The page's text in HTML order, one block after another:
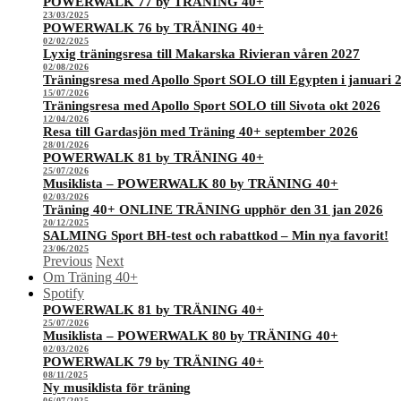
23/03/2025
POWERWALK 76 by TRÄNING 40+
02/02/2025
Lyxig träningsresa till Makarska Rivieran våren 2027
02/08/2026
Träningsresa med Apollo Sport SOLO till Egypten i januari
15/07/2026
Träningsresa med Apollo Sport SOLO till Sivota okt 2026
12/04/2026
Resa till Gardasjön med Träning 40+ september 2026
28/01/2026
POWERWALK 81 by TRÄNING 40+
25/07/2026
Musiklista – POWERWALK 80 by TRÄNING 40+
02/03/2026
Träning 40+ ONLINE TRÄNING upphör den 31 jan 2026
20/12/2025
SALMING Sport BH-test och rabattkod – Min nya favorit!
23/06/2025
Previous Next
Om Träning 40+
Spotify
POWERWALK 81 by TRÄNING 40+
25/07/2026
Musiklista – POWERWALK 80 by TRÄNING 40+
02/03/2026
POWERWALK 79 by TRÄNING 40+
08/11/2025
Ny musiklista för träning